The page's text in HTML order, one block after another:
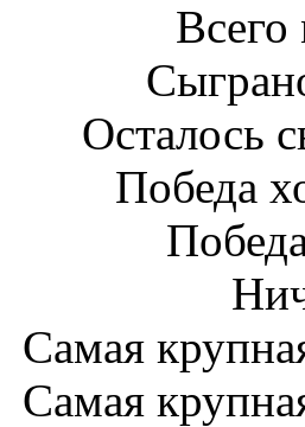
Всего
Осталось
Победа
Самая
Самая